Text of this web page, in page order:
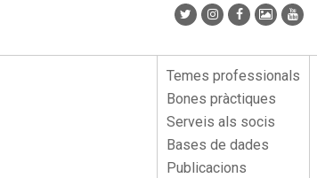
Menu
lateral
Temes professionals
Bones pràctiques
Serveis als socis
Bases de dades
Publicacions